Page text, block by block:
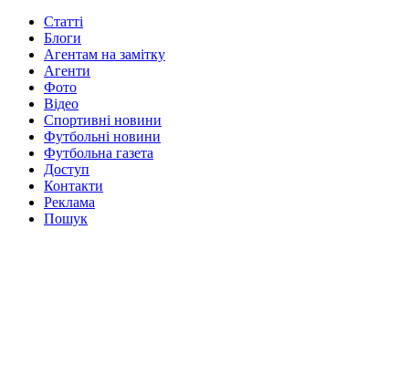
Статті
Блоги
Агентам на замітку
Агенти
Фото
Відео
Спортивні новини
Футбольні новини
Футбольна газета
Доступ
Контакти
Реклама
Пошук